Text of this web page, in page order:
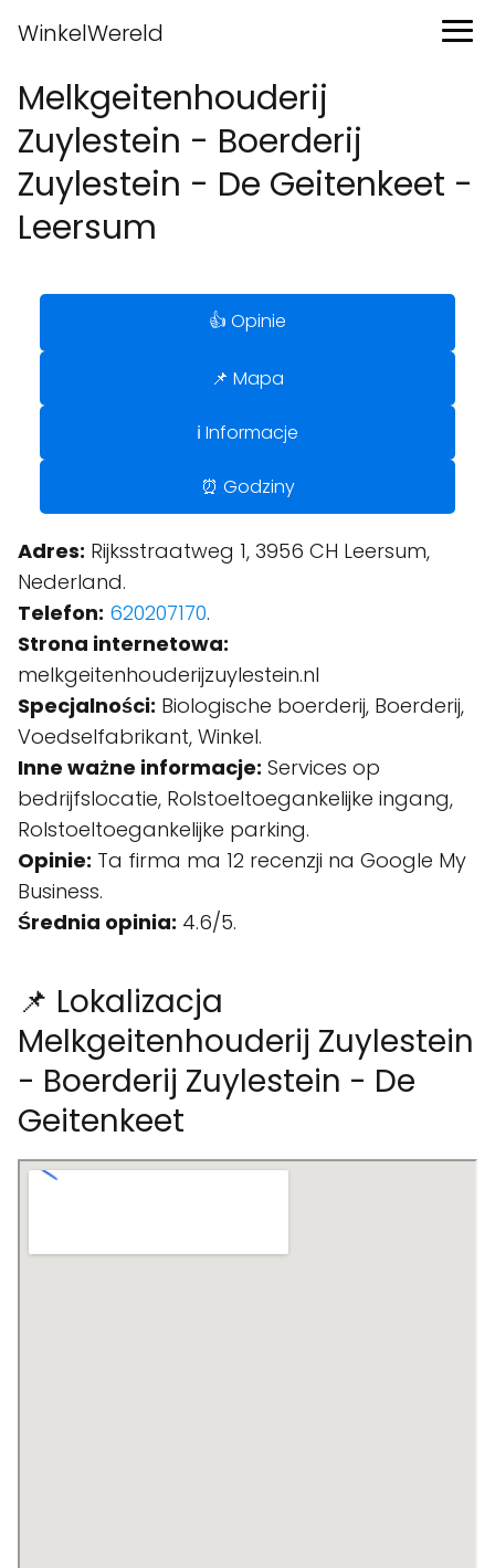
WinkelWereld
Melkgeitenhouderij
Zuylestein - Boerderij
Zuylestein - De Geitenkeet -
Leersum
👍 Opinie
📌 Mapa
ℹ️ Informacje
⏰ Godziny
Adres: Rijksstraatweg 1, 3956 CH Leersum,
Nederland.
Telefon: 620207170.
Strona internetowa:
melkgeitenhouderijzuylestein.nl
Specjalności: Biologische boerderij, Boerderij,
Voedselfabrikant, Winkel.
Inne ważne informacje: Services op
bedrijfslocatie, Rolstoeltoegankelijke ingang,
Rolstoeltoegankelijke parking.
Opinie: Ta firma ma 12 recenzji na Google My
Business.
Średnia opinia: 4.6/5.
📌 Lokalizacja
Melkgeitenhouderij Zuylestein
- Boerderij Zuylestein - De
Geitenkeet